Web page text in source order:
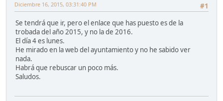
#1
Diciembre 16, 2015, 03:31:40 PM
Se tendrá que ir, pero el enlace que has puesto es de la
trobada del año 2015, y no la de 2016.
El día 4 es lunes.
He mirado en la web del ayuntamiento y no he sabido ver
nada.
Habrá que rebuscar un poco más.
Saludos.